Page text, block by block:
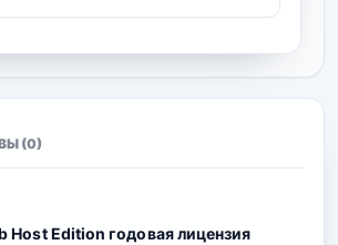
(0)
Host Edition годовая лицензия